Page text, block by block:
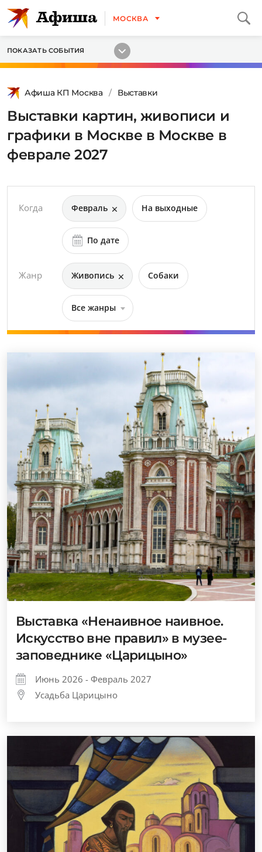
МОСКВА
ПОКАЗАТЬ СОБЫТИЯ
Афиша КП Москва Выставки
Выставки картин, живописи и
графики в Москве в Москве в
феврале 2027
Когда Февраль На выходные
По дате
Жанр Живопись Собаки
Все жанры
Выставка «Ненаивное наивное.
Искусство вне правил» в музее-
заповеднике «Царицыно»
Июнь 2026 - Февраль 2027
Усадьба Царицыно